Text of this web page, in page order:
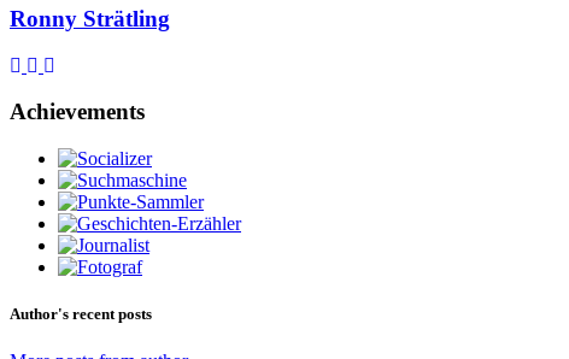
Ronny Strätling
Subscribe to updates from author
Unsubscribe to updates from author
Achievements
Author's recent posts